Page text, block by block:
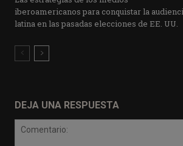
iberoamericanos para conquistar la
latina en las pasadas elecciones de EE. UU.
DEJA UNA RESPUESTA